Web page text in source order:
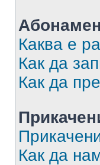
Каква е
Как да
Как да
Как да